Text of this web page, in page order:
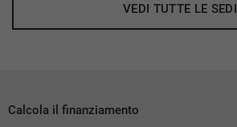
VEDI TUTTE LE SEDI
Calcola il finanziamento